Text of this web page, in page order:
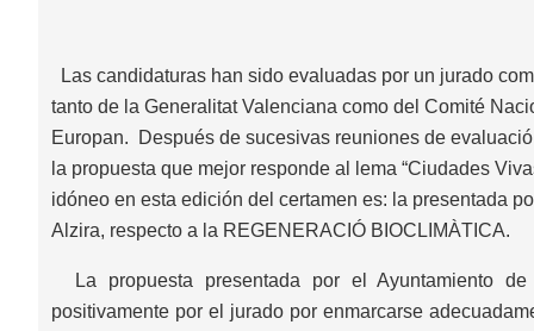
Las candidaturas han sido evaluadas por un jurado
tanto de la Generalitat Valenciana como del Comité
Europan. Después de sucesivas reuniones de
la propuesta que mejor responde al lema “Ciudades
idóneo en esta edición del certamen es: la presentada
Alzira, respecto a la REGENERACIÓ BIOCLIMÀTICA.
La propuesta presentada por el Ayuntamiento
positivamente por el jurado por enmarcarse